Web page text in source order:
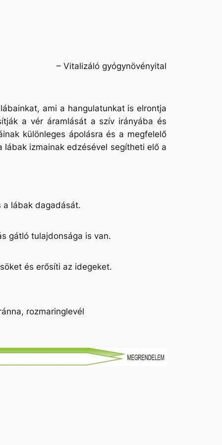
– Vitalizáló gyógynövényital
ami a hangulatunkat is elrontja
a vér áramlását a szív irányába és
különleges ápolásra és a megfelelő
izmainak edzésével segítheti elő a
a lábak dagadását.
gátló tulajdonsága is van.
és erősíti az idegeket.
rozmaringlevél